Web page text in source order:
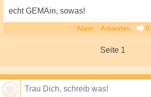
echt GEMAin, sowas!
Alarm Antworten 0
Seite 1
Vor Letzte Seite